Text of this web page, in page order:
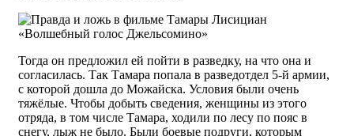
Тогда он предложил ей пойти в разведку, на что она и
согласилась. Так Тамара попала в разведотдел 5-й армии,
с которой дошла до Можайска. Условия были очень
тяжёлые. Чтобы добыть сведения, женщины из этого
отряда, в том числе Тамара, ходили по лесу по пояс в
снегу, лыж не было. Были боевые подруги, которым